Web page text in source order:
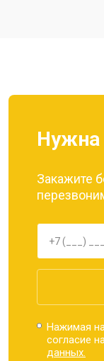
Нужна
Закажите
Нажимая
согласие
данных.